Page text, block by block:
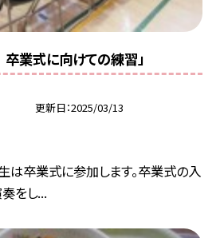
業式に向けての練習」
更新日 2025/03/13
は卒業式に参加します。卒業式の入
をし...